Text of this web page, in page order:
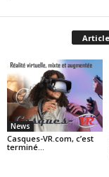
News
Casques-VR.com, c’est
terminé…